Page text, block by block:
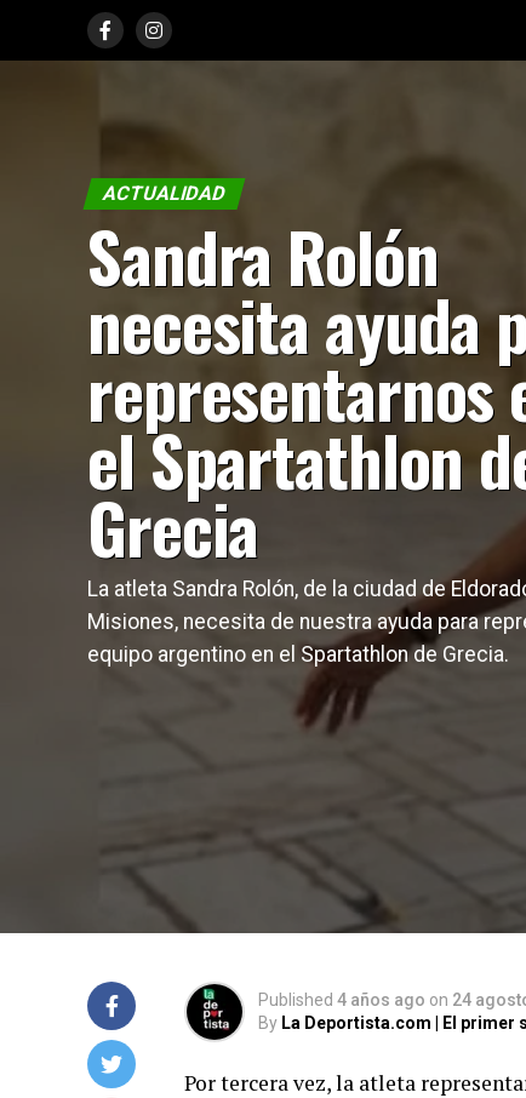
ACTUALIDAD
Sandra Rolón
necesita ayuda
representarnos
el Spartathlon
Grecia
La atleta Sandra Rolón, de la ciudad de
Misiones, necesita de nuestra ayuda para
equipo argentino en el Spartathlon de Grecia.
Published 4 años ago on 24
By La Deportista.com | El
Por tercera vez, la atleta